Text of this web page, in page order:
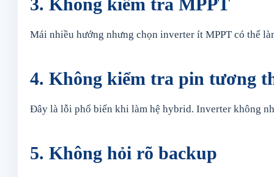
3. Không kiểm tra MPPT
Mái nhiều hướng nhưng chọn inverter ít MPPT có thể
4. Không kiểm tra pin tương
Đây là lỗi phổ biến khi làm hệ hybrid. Inverter không
5. Không hỏi rõ backup